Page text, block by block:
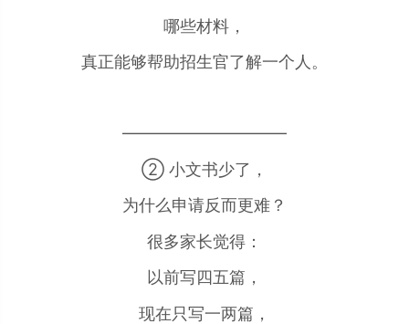
哪些材料，
真正能够帮助招生官了解一个人。
——————————
② 小文书少了，
为什么申请反而更难？
很多家长觉得：
以前写四五篇，
现在只写一两篇，